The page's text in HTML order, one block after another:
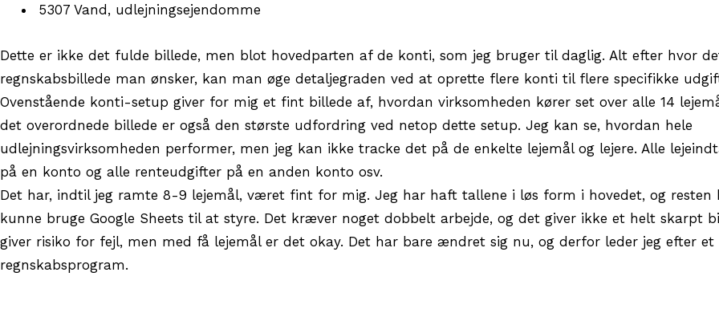
5307 Vand, udlejningsejendomme
Dette er ikke det fulde billede, men blot hovedparten af de konti, som jeg bruger til daglig. Alt efter hvor
regnskabsbillede man ønsker, kan man øge detaljegraden ved at oprette flere konti til flere specifikke
Ovenstående konti-setup giver for mig et fint billede af, hvordan virksomheden kører set over alle 14
det overordnede billede er også den største udfordring ved netop dette setup. Jeg kan se, hvordan hele
udlejningsvirksomheden performer, men jeg kan ikke tracke det på de enkelte lejemål og lejere. Alle
på en konto og alle renteudgifter på en anden konto osv.
Det har, indtil jeg ramte 8-9 lejemål, været fint for mig. Jeg har haft tallene i løs form i hovedet, og resten
kunne bruge Google Sheets til at styre. Det kræver noget dobbelt arbejde, og det giver ikke et helt skarpt
giver risiko for fejl, men med få lejemål er det okay. Det har bare ændret sig nu, og derfor leder jeg efter et
regnskabsprogram.